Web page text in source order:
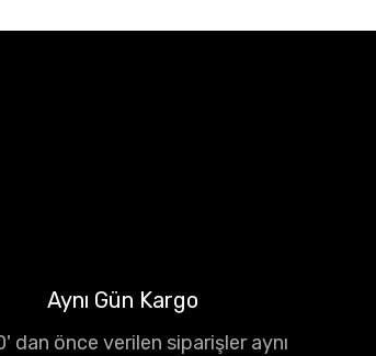
Aynı Gün Kargo
dan önce verilen siparişler aynı